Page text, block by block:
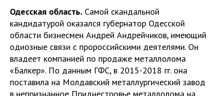
Одесская область. Самой скандальной
кандидатурой оказался губернатор Одесской
области бизнесмен Андрей Андрейчиков, имеющий
одиозные связи с пророссийскими деятелями. Он
владеет компанией по продаже металлолома
«Балкер». По данным ГФС, в 2015-2018 гг. она
поставила на Молдавский металлургический завод